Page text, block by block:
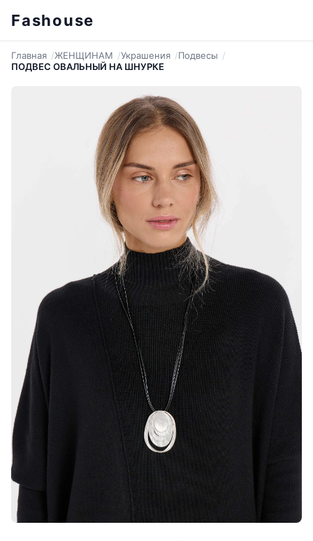
Fashouse
Главная ЖЕНЩИНАМ Украшения
Подвесы
ПОДВЕС ОВАЛЬНЫЙ НА ШНУРКЕ